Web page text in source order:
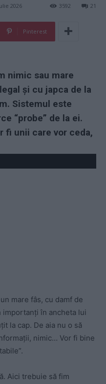
2026 21
3592
Pinterest
nimic sau mare
și cu japca de la
Sistemul este
“probe” de la ei.
fi unii care vor ceda,
mare fâs, cu damf de
în ancheta lui
la cap. De aia nu o să
nimic… Vor fi bine
Aici trebuie să fim